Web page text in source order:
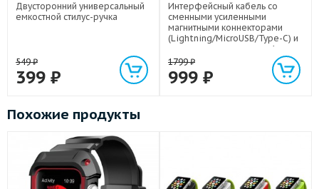
Двусторонний универсальный
емкостной стилус-ручка
549₽
399 ₽
Интерфейсный кабель со
сменными усиленными
магнитными коннекторами
(Lightning/MicroUSB/Type-C) и
световым индикатором 1м
1799₽
999 ₽
Похожие продукты